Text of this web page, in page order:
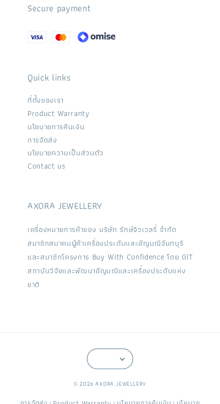
Secure payment
Quick links
ที่ตั้งของเรา
Product Warranty
นโยบายการคืนเงิน
การจัดส่ง
นโยบายความเป็นส่วนตัว
Contact us
AXORA JEWELLERY
เครื่องหมายการค้าของ บริษัท รักษ์จิวเวลรี่ จำกัด
สมาชิกสมาคมผู้ค้าเครื่องประดับและอัญมณีจันทบุรี
และสมาชิกโครงการ Buy With Confidence โดย GIT
สถาบันวิจัยและพัฒนาอัญมณีและเครื่องประดับแห่ง
ชาติ
© 2026 AXORA JEWELLERY